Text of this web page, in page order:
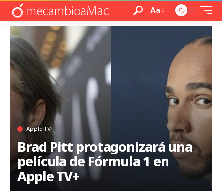
Aa
Apple TV+
Brad Pitt protagonizará una
película de Fórmula 1 en
Apple TV+